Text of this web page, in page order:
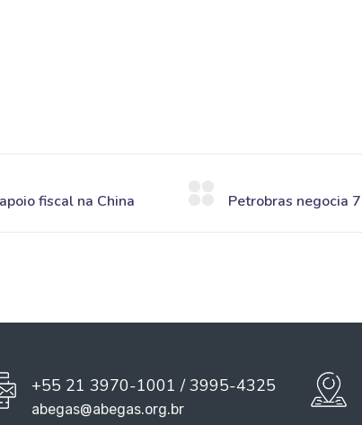
+55 21 3970-1001 / 3995-4325
abegas@abegas.org.br